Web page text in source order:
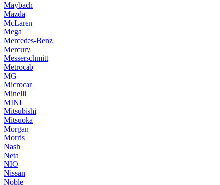
Maybach
Mazda
McLaren
Mega
Mercedes-Benz
Mercury
Messerschmitt
Metrocab
MG
Microcar
Minelli
MINI
Mitsubishi
Mitsuoka
Morgan
Morris
Nash
Neta
NIO
Nissan
Noble